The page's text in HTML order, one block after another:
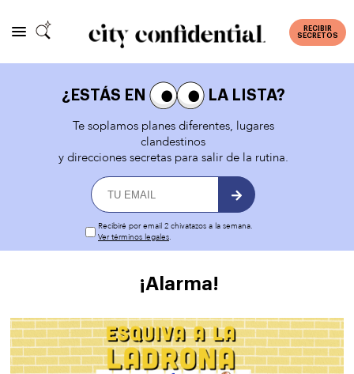
RECIBIR
SECRETOS
¿ESTÁS EN
LA LISTA?
Te soplamos planes diferentes, lugares
clandestinos
y direcciones secretas para salir de la rutina.
Recibiré por email 2 chivatazos a la semana.
Ver términos legales.
¡Alarma!